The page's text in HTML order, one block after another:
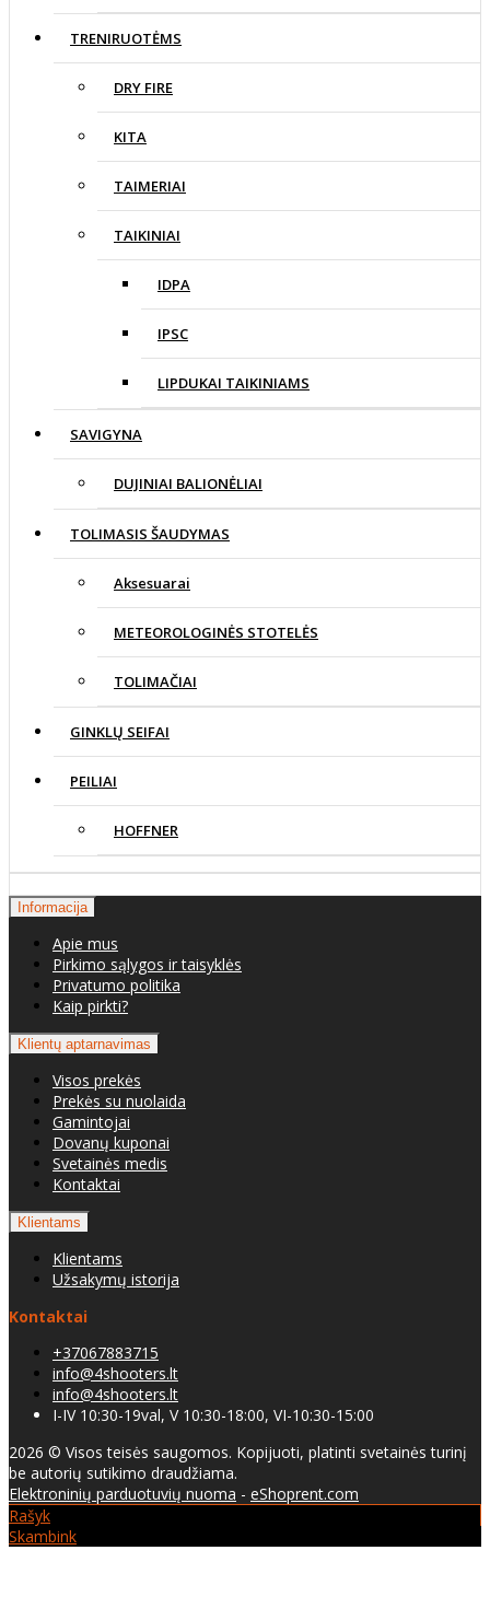
TRENIRUOTĖMS
DRY FIRE
KITA
TAIMERIAI
TAIKINIAI
IDPA
IPSC
LIPDUKAI TAIKINIAMS
SAVIGYNA
DUJINIAI BALIONĖLIAI
TOLIMASIS ŠAUDYMAS
Aksesuarai
METEOROLOGINĖS STOTELĖS
TOLIMAČIAI
GINKLŲ SEIFAI
PEILIAI
HOFFNER
Informacija
Apie mus
Pirkimo sąlygos ir taisyklės
Privatumo politika
Kaip pirkti?
Klientų aptarnavimas
Visos prekės
Prekės su nuolaida
Gamintojai
Dovanų kuponai
Svetainės medis
Kontaktai
Klientams
Klientams
Užsakymų istorija
Kontaktai
+37067883715
info@4shooters.lt
info@4shooters.lt
I-IV 10:30-19val, V 10:30-18:00, VI-10:30-15:00
2026 © Visos teisės saugomos. Kopijuoti, platinti svetainės turinį
be autorių sutikimo draudžiama.
Elektroninių parduotuvių nuoma - eShoprent.com
Rašyk
Skambink